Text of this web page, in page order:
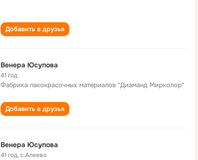
Добавить в друзья
Венера Юсупова
41 год
Фабрика лакокрасочных материалов "Диаманд Мирколор"
Добавить в друзья
Венера Юсупова
41 год,с.Алеево